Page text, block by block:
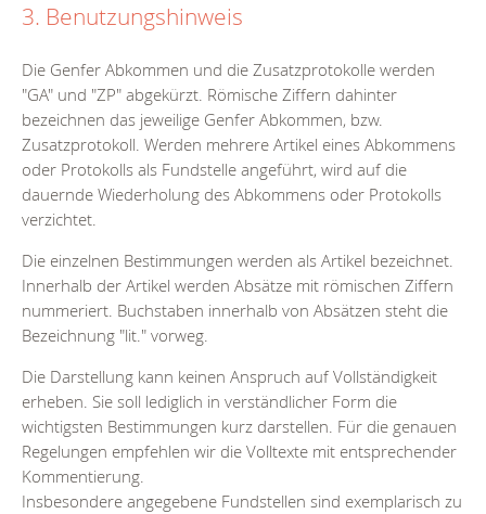
3. Benutzungshinweis
Die Genfer Abkommen und die Zusatzprotokolle werden
"GA" und "ZP" abgekürzt. Römische Ziffern dahinter
bezeichnen das jeweilige Genfer Abkommen, bzw.
Zusatzprotokoll. Werden mehrere Artikel eines Abkommens
oder Protokolls als Fundstelle angeführt, wird auf die
dauernde Wiederholung des Abkommens oder Protokolls
verzichtet.
Die einzelnen Bestimmungen werden als Artikel bezeichnet.
Innerhalb der Artikel werden Absätze mit römischen Ziffern
nummeriert. Buchstaben innerhalb von Absätzen steht die
Bezeichnung "lit." vorweg.
Die Darstellung kann keinen Anspruch auf Vollständigkeit
erheben. Sie soll lediglich in verständlicher Form die
wichtigsten Bestimmungen kurz darstellen. Für die genauen
Regelungen empfehlen wir die Volltexte mit entsprechender
Kommentierung.
Insbesondere angegebene Fundstellen sind exemplarisch zu